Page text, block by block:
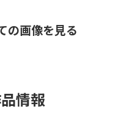
の画像を見る
情報